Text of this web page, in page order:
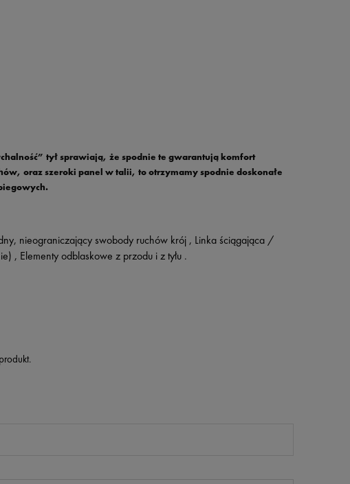
tył sprawiają, że spodnie te gwarantują komfort
oraz szeroki panel w talii, to otrzymamy spodnie doskonałe
nieograniczający swobody ruchów krój , Linka ściągająca /
, Elementy odblaskowe z przodu i z tyłu .